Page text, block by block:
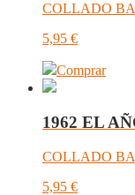
COLLADO
5,95 €
Comprar
1962 EL
COLLADO
5,95 €